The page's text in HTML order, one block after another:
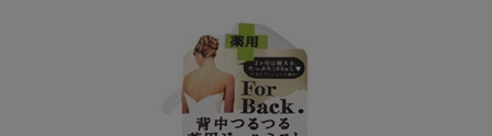
/ 商品を探す